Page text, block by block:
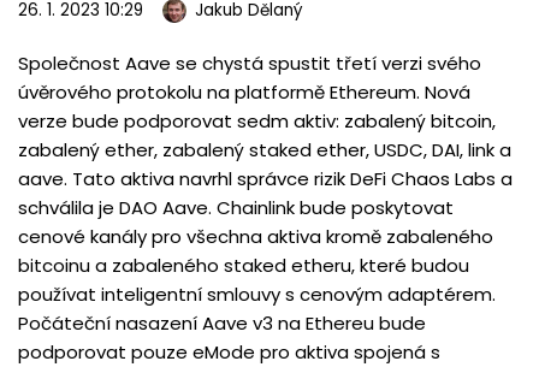
26. 1. 2023 10:29 Jakub Dělaný
Společnost Aave se chystá spustit třetí verzi svého
úvěrového protokolu na platformě Ethereum. Nová
verze bude podporovat sedm aktiv: zabalený bitcoin,
zabalený ether, zabalený staked ether, USDC, DAI, link a
aave. Tato aktiva navrhl správce rizik DeFi Chaos Labs a
schválila je DAO Aave. Chainlink bude poskytovat
cenové kanály pro všechna aktiva kromě zabaleného
bitcoinu a zabaleného staked etheru, které budou
používat inteligentní smlouvy s cenovým adaptérem.
Počáteční nasazení Aave v3 na Ethereu bude
podporovat pouze eMode pro aktiva spojená s